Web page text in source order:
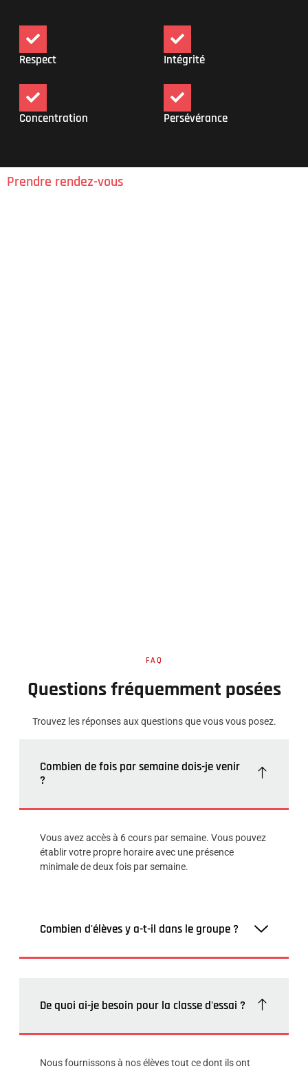
Respect
Concentration
Intégrité
Persévérance
Prendre rendez-vous
FAQ
Questions fréquemment posées
Trouvez les réponses aux questions que vous vous posez.
Combien de fois par semaine dois-je venir
?
Vous avez accès à 6 cours par semaine. Vous pouvez
établir votre propre horaire avec une présence
minimale de deux fois par semaine.
Combien d'élèves y a-t-il dans le groupe ?
De quoi ai-je besoin pour la classe d'essai ?
Nous fournissons à nos élèves tout ce dont ils ont